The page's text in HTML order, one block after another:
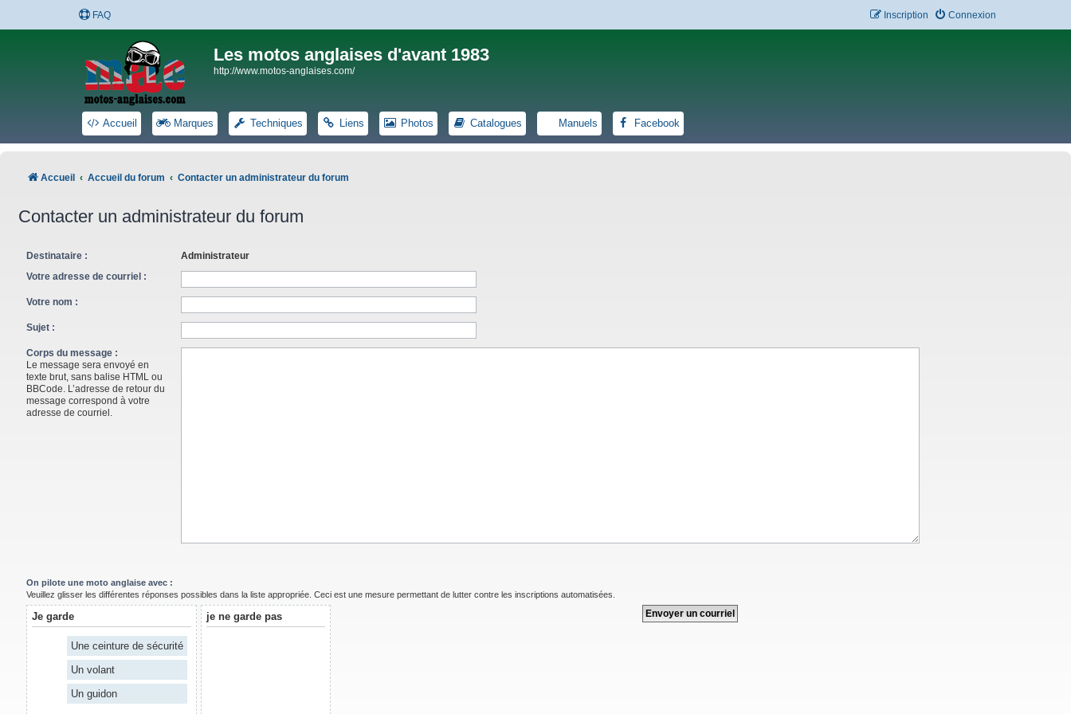
FAQ Connexion
Inscription
Les motos anglaises d'avant 1983
http://www.motos-anglaises.com/
Accueil Marques Techniques Liens Photos Catalogues Manuels Facebook
Accueil Accueil du forum Contacter un administrateur du forum
Contacter un administrateur du forum
Destinataire :
Administrateur
Votre adresse de courriel :
Votre nom :
Sujet :
Corps du message :
Le message sera envoyé en
texte brut, sans balise HTML ou
BBCode. L’adresse de retour du
message correspond à votre
adresse de courriel.
On pilote une moto anglaise avec :
Veuillez glisser les différentes réponses possibles dans la liste appropriée. Ceci est une mesure permettant de lutter contre les inscriptions automatisées.
Je garde
Une ceinture de sécurité
Un volant
Un guidon
je ne garde pas